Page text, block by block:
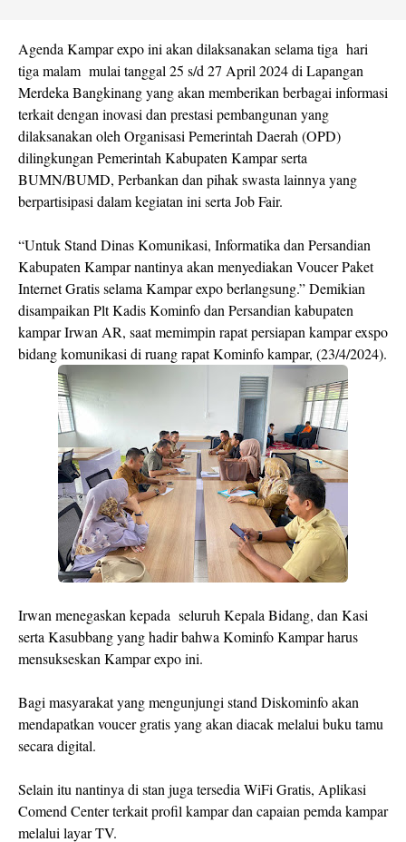
Agenda Kampar expo ini akan dilaksanakan selama tiga hari
tiga malam mulai tanggal 25 s/d 27 April 2024 di Lapangan
Merdeka Bangkinang yang akan memberikan berbagai informasi
terkait dengan inovasi dan prestasi pembangunan yang
dilaksanakan oleh Organisasi Pemerintah Daerah (OPD)
dilingkungan Pemerintah Kabupaten Kampar serta
BUMN/BUMD, Perbankan dan pihak swasta lainnya yang
berpartisipasi dalam kegiatan ini serta Job Fair.
“Untuk Stand Dinas Komunikasi, Informatika dan Persandian
Kabupaten Kampar nantinya akan menyediakan Voucer Paket
Internet Gratis selama Kampar expo berlangsung.” Demikian
disampaikan Plt Kadis Kominfo dan Persandian kabupaten
kampar Irwan AR, saat memimpin rapat persiapan kampar exspo
bidang komunikasi di ruang rapat Kominfo kampar, (23/4/2024).
Irwan menegaskan kepada seluruh Kepala Bidang, dan Kasi
serta Kasubbang yang hadir bahwa Kominfo Kampar harus
mensukseskan Kampar expo ini.
Bagi masyarakat yang mengunjungi stand Diskominfo akan
mendapatkan voucer gratis yang akan diacak melalui buku tamu
secara digital.
Selain itu nantinya di stan juga tersedia WiFi Gratis, Aplikasi
Comend Center terkait profil kampar dan capaian pemda kampar
melalui layar TV.